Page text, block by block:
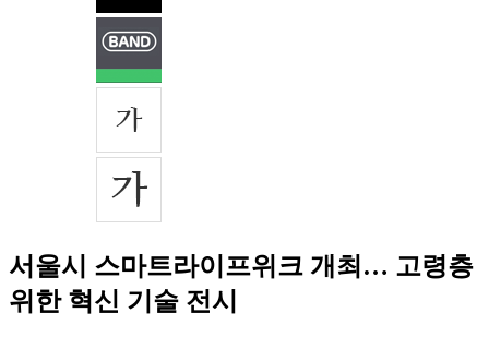
서울시 스마트라이프위크 개최… 고령층
위한 혁신 기술 전시